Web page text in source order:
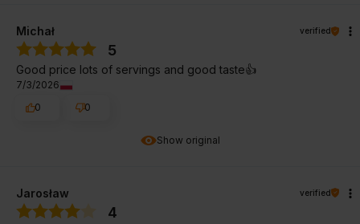
Show original
Michał verified
5
Good price lots of servings and good taste👍️
7/3/2026
0
0
Jarosław verified
4